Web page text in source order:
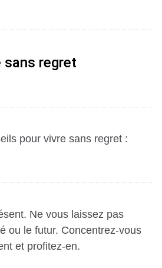
sans regret
pour vivre sans regret :
Ne vous laissez pas
ou le futur. Concentrez-vous
et profitez-en.